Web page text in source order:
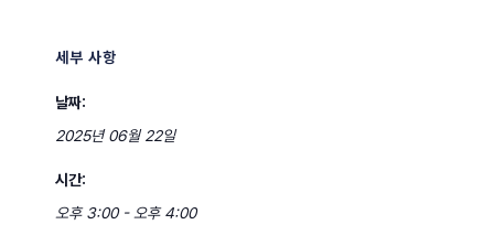
세부 사항
날짜:
2025년 06월 22일
시간:
오후 3:00 - 오후 4:00